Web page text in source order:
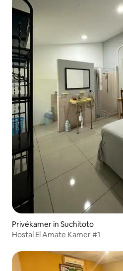
Privékamer in Suchitoto
Hostal El Amate Kamer #1